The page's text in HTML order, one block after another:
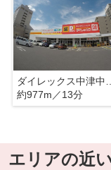
約977m／13分
エリアの近